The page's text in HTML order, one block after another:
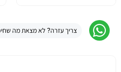
צריך עזרה? לא מצאת מה